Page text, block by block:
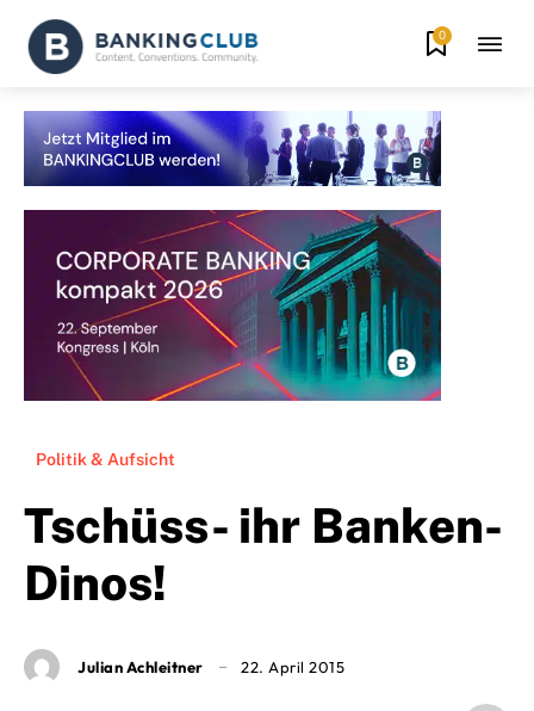
0
Politik & Aufsicht
Tschüss- ihr Banken-
Dinos!
Julian Achleitner 22. April 2015